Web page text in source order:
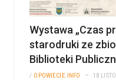
Wystawa „Czas
starodruki ze
Biblioteki
/ OPOWIECIE.INFO 18